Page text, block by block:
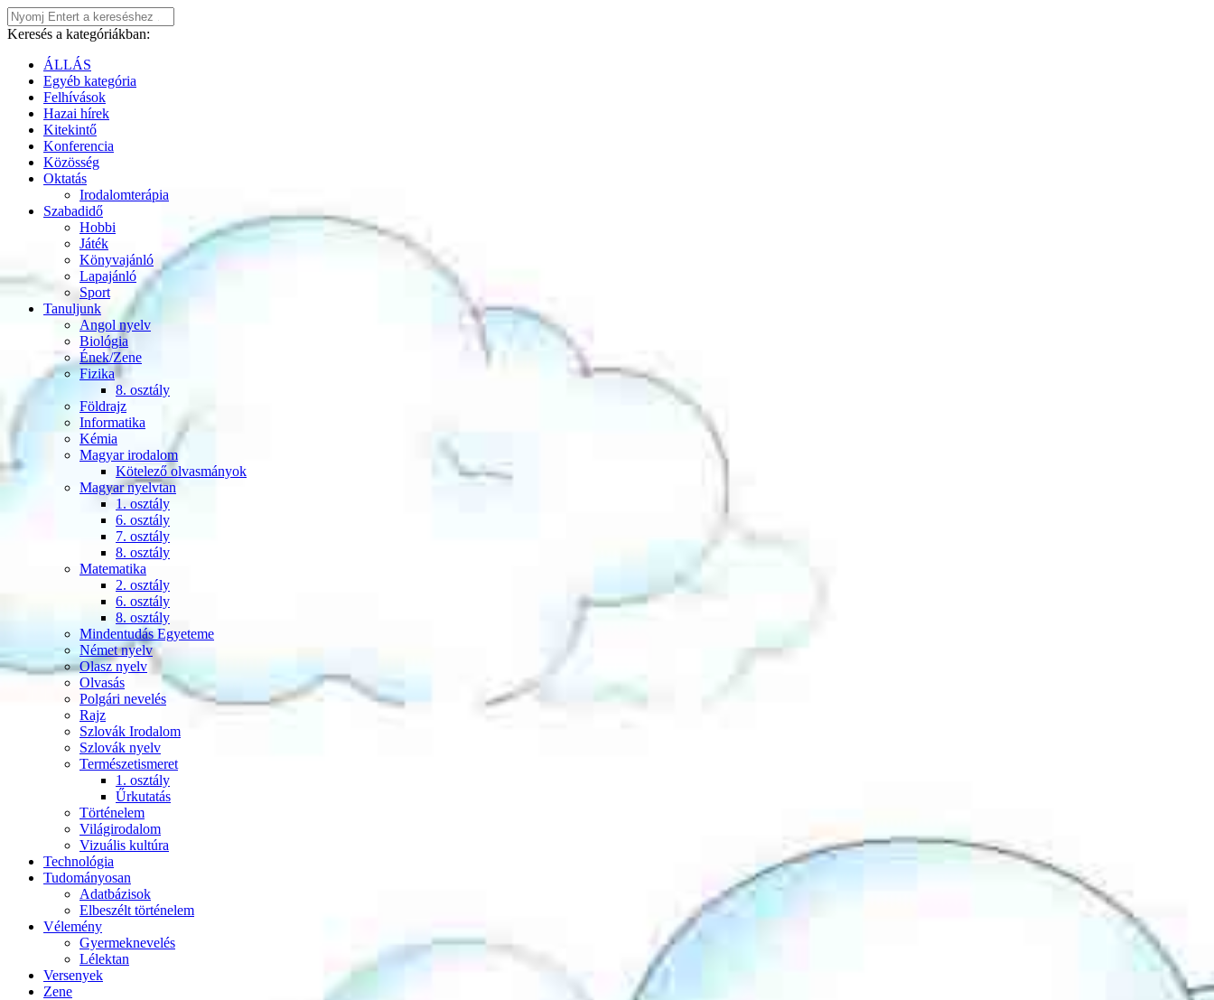
Keresés a kategóriákban:
ÁLLÁS
Egyéb kategória
Felhívások
Hazai hírek
Kitekintő
Konferencia
Közösség
Oktatás
Irodalomterápia
Szabadidő
Hobbi
Játék
Könyvajánló
Lapajánló
Sport
Tanuljunk
Angol nyelv
Biológia
Ének/Zene
Fizika
8. osztály
Földrajz
Informatika
Kémia
Magyar irodalom
Kötelező olvasmányok
Magyar nyelvtan
1. osztály
6. osztály
7. osztály
8. osztály
Matematika
2. osztály
6. osztály
8. osztály
Mindentudás Egyeteme
Német nyelv
Olasz nyelv
Olvasás
Polgári nevelés
Rajz
Szlovák Irodalom
Szlovák nyelv
Természetismeret
1. osztály
Űrkutatás
Történelem
Világirodalom
Vizuális kultúra
Technológia
Tudományosan
Adatbázisok
Elbeszélt történelem
Vélemény
Gyermeknevelés
Lélektan
Versenyek
Zene